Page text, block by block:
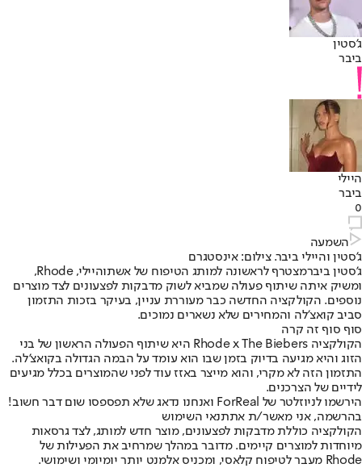
ג'סטין
ביבר
היילי
ביבר
0
השמעה
ג'סטין והיילי ביבר. צילום: אינסטגרם
ג'סטין ביברמצטרף לראשונה למותג הטיפוח של אשתוהיילי
, Rhode,
ומשיק איתה שיתוף פעולה שמביא לשוק מדבקות לפצעונים לצד מוצרים
נוספים. הקולקציה החדשה כבר מעוררת עניין, בעיקר בזכות התזמון
סביב קואצ'לה והמחירים שלא נשארים נמוכים.
סוף סוף זה קרה
הקולקציה Rhode x The Biebers היא שיתוף הפעולה הראשון של בני
הזוג והיא מגיעה בדיוק בזמן שבו הוא עומד על הבמה הגדולה בקואצ'לה.
התזמון הזה לא מקרי, והוא מייצר באזז עוד לפני שהמוצרים בכלל מגיעים
לידיים של הצרכנים.
הירשמו לניוזלטר של ForReal ואנחנו נדאג שלא תפספסו שום דבר חשוב!
בהרשמה, אני מאשר/ת אתתנאי השימוש
הקולקציה כוללת מדבקות לפצעונים, מוצר חדש למותג, לצד גרסאות
מיוחדות למוצרים קיימים. מדובר במהלך שמרחיב את הפעילות של
Rhode מעבר לטיפוח קלאסי, ומכניס אלמנט יותר יומיומי ושימושי.